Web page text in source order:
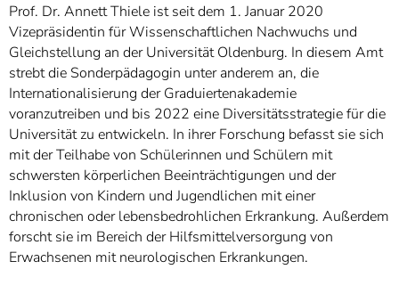
Prof. Dr. Annett Thiele ist seit dem 1. Januar 2020
Vizepräsidentin für Wissenschaftlichen Nachwuchs und
Gleichstellung an der Universität Oldenburg. In diesem Amt
strebt die Sonderpädagogin unter anderem an, die
Internationalisierung der Graduiertenakademie
voranzutreiben und bis 2022 eine Diversitätsstrategie für die
Universität zu entwickeln. In ihrer Forschung befasst sie sich
mit der Teilhabe von Schülerinnen und Schülern mit
schwersten körperlichen Beeinträchtigungen und der
Inklusion von Kindern und Jugendlichen mit einer
chronischen oder lebensbedrohlichen Erkrankung. Außerdem
forscht sie im Bereich der Hilfsmittelversorgung von
Erwachsenen mit neurologischen Erkrankungen.